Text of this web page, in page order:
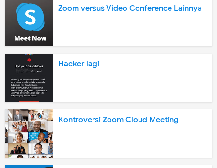
Zoom versus Video Conference Lainnya
Hacker lagi
Kontroversi Zoom Cloud Meeting